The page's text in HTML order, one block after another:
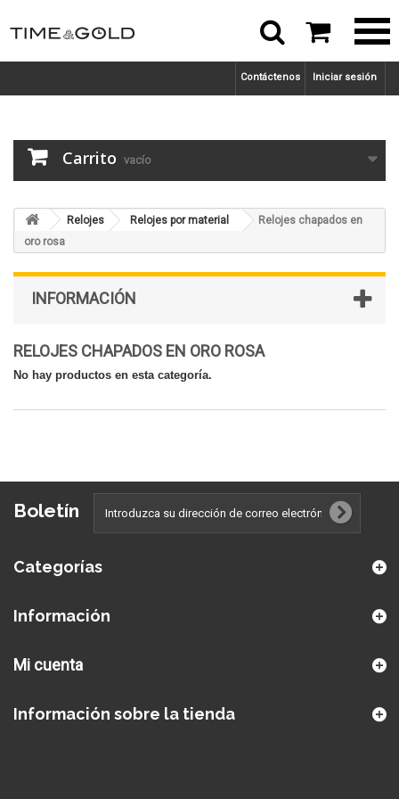
Iniciar sesión
Contáctenos
Carrito vacío
Relojes Relojes por material
Relojes chapados en
oro rosa
INFORMACIÓN
RELOJES CHAPADOS EN ORO ROSA
No hay productos en esta categoría.
Boletín
Categorías
Información
Mi cuenta
Información sobre la tienda
 
